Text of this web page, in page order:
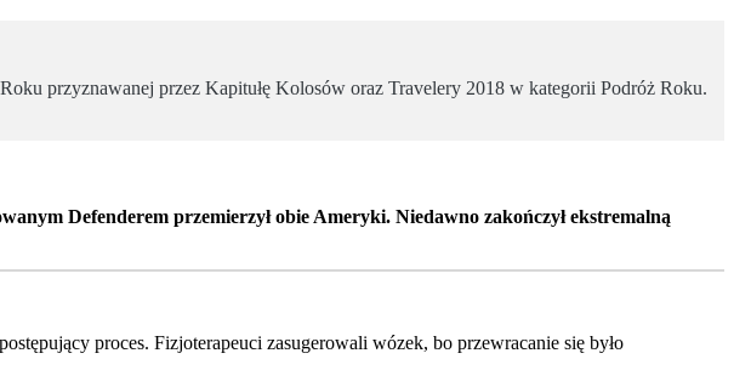
przyznawanej przez Kapitułę Kolosów oraz Travelery 2018 w kategorii Podróż Roku.
Defenderem przemierzył obie Ameryki. Niedawno zakończył ekstremalną
proces. Fizjoterapeuci zasugerowali wózek, bo przewracanie się było